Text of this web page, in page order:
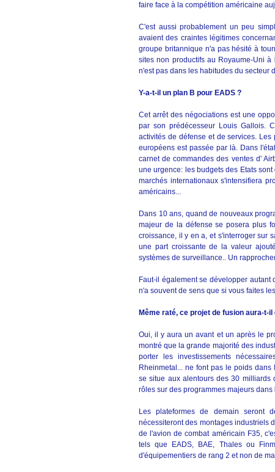
faire face à la compétition américaine
C'est aussi probablement un peu
avaient des craintes légitimes
groupe britannique n'a pas hésité à
sites non productifs au Royaume-Uni
n'est pas dans les habitudes du secteur
Y-a-t-il un plan B pour EADS ?
Cet arrêt des négociations est une
par son prédécesseur Louis Gallois.
activités de défense et de services.
européens est passée par là. Dans
carnet de commandes des ventes d'
une urgence: les budgets des Etats
marchés internationaux s'intensifiera
américains...
Dans 10 ans, quand de nouveaux
majeur de la défense se posera plus
croissance, il y en a, et s'interroger sur
une part croissante de la valeur
systèmes de surveillance.. Un
Faut-il également se développer
n'a souvent de sens que si vous faites
Même raté, ce projet de fusion aura-t-
Oui, il y aura un avant et un après le
montré que la grande majorité des
porter les investissements
Rheinmetal... ne font pas le poids
se situe aux alentours des 30 milliards
rôles sur des programmes majeurs
Les plateformes de demain seront
nécessiteront des montages industriels
de l'avion de combat américain F35,
tels que EADS, BAE, Thales ou
d'équipementiers de rang 2 et non de